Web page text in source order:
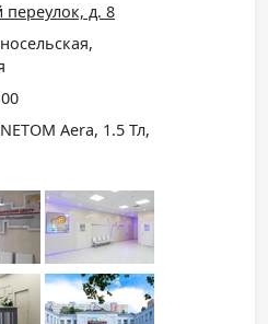
переулок, д. 8
Aera, 1.5 Тл,